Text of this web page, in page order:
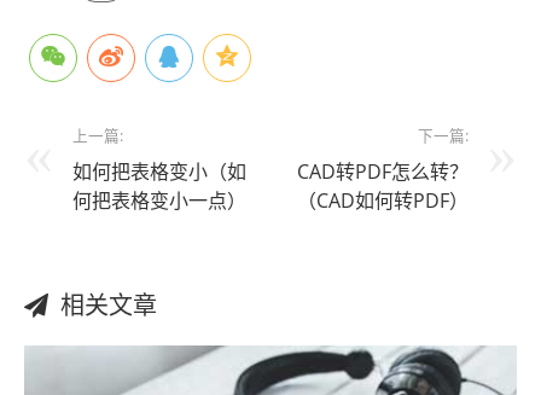
上一篇:
如何把表格变小（如
何把表格变小一点）
下一篇:
CAD转PDF怎么转？
（CAD如何转PDF）
相关文章